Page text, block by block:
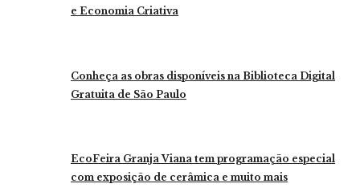
e Economia Criativa
Conheça as obras disponíveis na Biblioteca Digital
Gratuita de São Paulo
EcoFeira Granja Viana tem programação especial
com exposição de cerâmica e muito mais